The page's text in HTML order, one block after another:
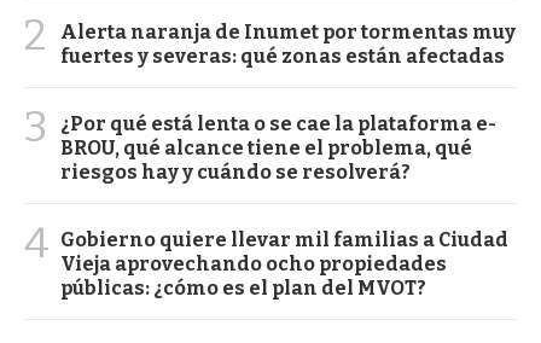
2
Alerta naranja de Inumet por tormentas muy
fuertes y severas: qué zonas están afectadas
3
¿Por qué está lenta o se cae la plataforma e-
BROU, qué alcance tiene el problema, qué
riesgos hay y cuándo se resolverá?
4 Gobierno quiere llevar mil familias a Ciudad
Vieja aprovechando ocho propiedades
públicas: ¿cómo es el plan del MVOT?